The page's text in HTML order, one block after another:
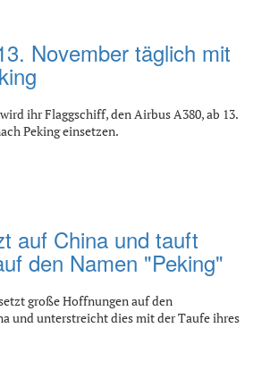
November täglich mit
ihr Flaggschiff, den Airbus A380, ab 13.
Peking einsetzen.
auf China und tauft
den Namen "Peking"
große Hoffnungen auf den
und unterstreicht dies mit der Taufe ihres